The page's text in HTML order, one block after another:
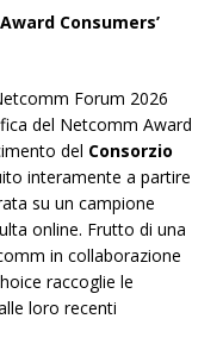
Consumers’
Forum 2026
del Netcomm Award
del Consorzio
interamente a partire
su un campione
online. Frutto di una
in collaborazione
raccoglie le
loro recenti